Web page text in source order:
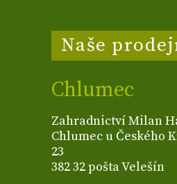
Naše
Chlumec
Zahradnictví Milan
Chlumec u Českého
23
382 32 pošta Velešín